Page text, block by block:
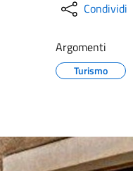
Condividi
Argomenti
Turismo